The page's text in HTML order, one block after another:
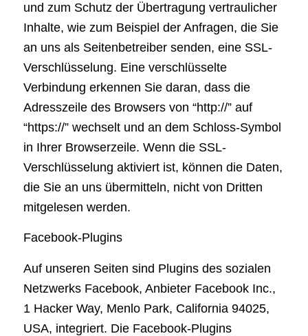
und zum Schutz der Übertragung vertraulicher
Inhalte, wie zum Beispiel der Anfragen, die Sie
an uns als Seitenbetreiber senden, eine SSL-
Verschlüsselung. Eine verschlüsselte
Verbindung erkennen Sie daran, dass die
Adresszeile des Browsers von “http://” auf
“https://” wechselt und an dem Schloss-Symbol
in Ihrer Browserzeile. Wenn die SSL-
Verschlüsselung aktiviert ist, können die Daten,
die Sie an uns übermitteln, nicht von Dritten
mitgelesen werden.
Facebook-Plugins
Auf unseren Seiten sind Plugins des sozialen
Netzwerks Facebook, Anbieter Facebook Inc.,
1 Hacker Way, Menlo Park, California 94025,
USA, integriert. Die Facebook-Plugins